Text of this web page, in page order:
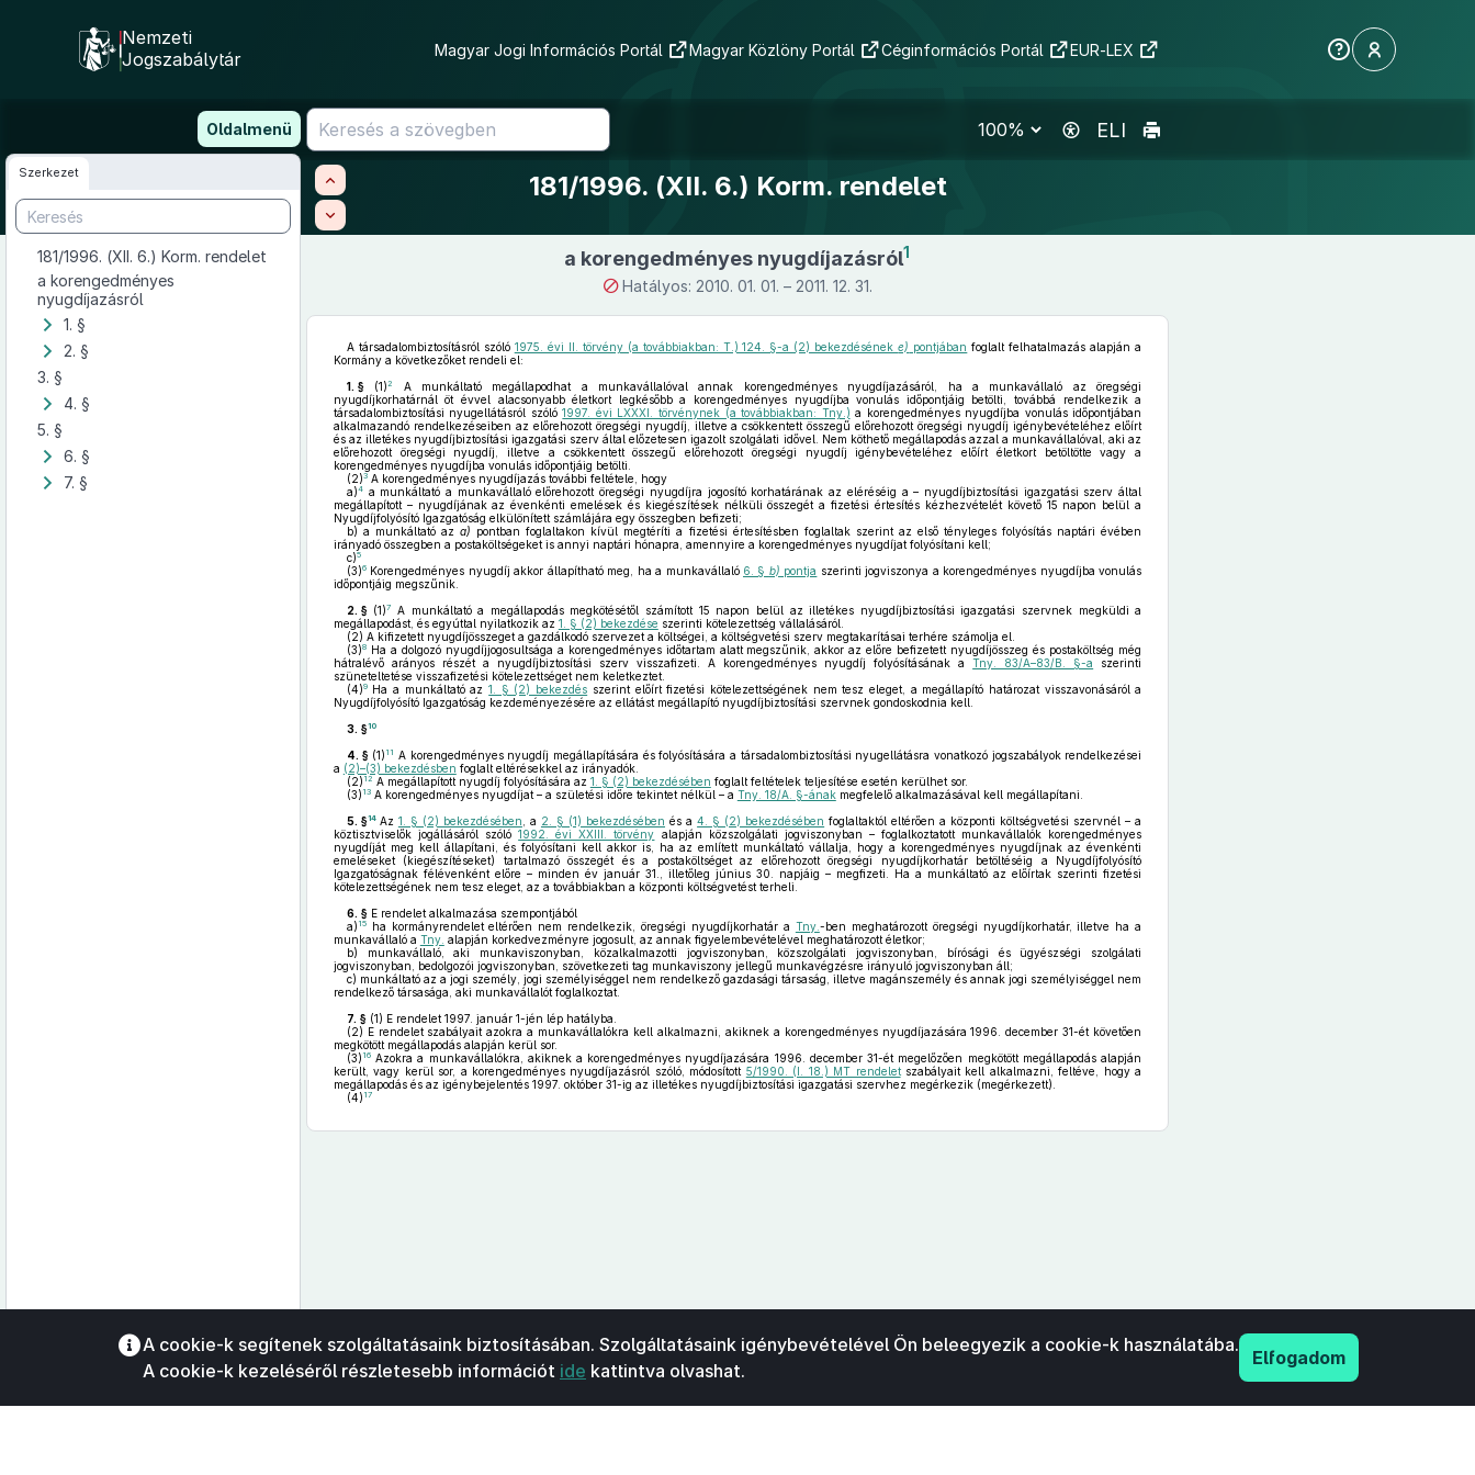
tartalomra
Nemzeti
Jogszabálytár
Magyar Jogi Információs Portál Magyar Közlöny Portál Céginformációs Portál EUR-LEX
Oldalmenü ELI
Szerkezet
181/1996. (XII. 6.) Korm. rendelet
a korengedményes
nyugdíjazásról
1. §
2. §
3. §
4. §
5. §
6. §
7. §
Az oldalmenübe visszatéréshez
ALT + S billentyűket.
181/1996. (XII. 6.) Korm. rendelet
a korengedményes nyugdíjazásról1
Hatályos: 2010. 01. 01. – 2011. 12. 31.
A társadalombiztosításról szóló 1975. évi II. törvény (a továbbiakban: T.) 124. §-a (2) bekezdéséneke) pontjában foglalt felhatalmazás alapján a
Kormány a következőket rendeli el:
1. §(1)2
A munkáltató megállapodhat a munkavállalóval annak korengedményes nyugdíjazásáról, ha a munkavállaló az öregségi
nyugdíjkorhatárnál öt évvel alacsonyabb életkort legkésőbb a korengedményes nyugdíjba vonulás időpontjáig betölti, továbbá rendelkezik a
társadalombiztosítási nyugellátásról szóló1997. évi LXXXI. törvénynek (a továbbiakban: Tny.) a korengedményes nyugdíjba vonulás időpontjában
alkalmazandó rendelkezéseiben az előrehozott öregségi nyugdíj, illetve a csökkentett összegű előrehozott öregségi nyugdíj igénybevételéhez előírt
és az illetékes nyugdíjbiztosítási igazgatási szerv által előzetesen igazolt szolgálati idővel. Nem köthető megállapodás azzal a munkavállalóval, aki az
előrehozott öregségi nyugdíj, illetve a csökkentett összegű előrehozott öregségi nyugdíj igénybevételéhez előírt életkort betöltötte vagy a
korengedményes nyugdíjba vonulás időpontjáig betölti.
(2)3A korengedményes nyugdíjazás további feltétele, hogy
a)4a munkáltató a munkavállaló előrehozott öregségi nyugdíjra jogosító korhatárának az eléréséig a – nyugdíjbiztosítási igazgatási szerv által
megállapított – nyugdíjának az évenkénti emelések és kiegészítések nélküli összegét a fizetési értesítés kézhezvételét követő 15 napon belül a
Nyugdíjfolyósító Igazgatóság elkülönített számlájára egy összegben befizeti;
b) a munkáltató aza) pontban foglaltakon kívül megtéríti a fizetési értesítésben foglaltak szerint az első tényleges folyósítás naptári évében
irányadó összegben a postaköltségeket is annyi naptári hónapra, amennyire a korengedményes nyugdíjat folyósítani kell;
c)5
(3)6Korengedményes nyugdíj akkor állapítható meg, ha a munkavállaló 6. § b) pontja szerinti jogviszonya a korengedményes nyugdíjba vonulás
időpontjáig megszűnik.
2. §(1)7
A munkáltató a megállapodás megkötésétől számított 15 napon belül az illetékes nyugdíjbiztosítási igazgatási szervnek megküldi a
megállapodást, és egyúttal nyilatkozik az 1. § (2) bekezdése szerinti kötelezettség vállalásáról.
(2) A kifizetett nyugdíjösszeget a gazdálkodó szervezet a költségei, a költségvetési szerv megtakarításai terhére számolja el.
(3)8Ha a dolgozó nyugdíjjogosultsága a korengedményes időtartam alatt megszűnik, akkor az előre befizetett nyugdíjösszeg és postaköltség még
hátralévő arányos részét a nyugdíjbiztosítási szerv visszafizeti. A korengedményes nyugdíj folyósításának aTny. 83/A–83/B. §-a szerinti
szüneteltetése visszafizetési kötelezettséget nem keletkeztet.
(4)9Ha a munkáltató az1. § (2) bekezdés szerint előírt fizetési kötelezettségének nem tesz eleget, a megállapító határozat visszavonásáról a
Nyugdíjfolyósító Igazgatóság kezdeményezésére az ellátást megállapító nyugdíjbiztosítási szervnek gondoskodnia kell.
3. §10
4. §(1) 11 A korengedményes nyugdíj megállapítására és folyósítására a társadalombiztosítási nyugellátásra vonatkozó jogszabályok rendelkezései
a (2)–(3) bekezdésben foglalt eltérésekkel az irányadók.
(2) 12 A megállapított nyugdíj folyósítására az 1. § (2) bekezdésében foglalt feltételek teljesítése esetén kerülhet sor.
(3) 13A korengedményes nyugdíjat – a születési időre tekintet nélkül – a Tny. 18/A. §-ánakmegfelelő alkalmazásával kell megállapítani.
5. §14 Az 1. § (2) bekezdésében , a 2. § (1) bekezdésében és a4. § (2) bekezdésében foglaltaktól eltérően a központi költségvetési szervnél – a
köztisztviselők jogállásáról szóló1992. évi XXIII. törvény alapján közszolgálati jogviszonyban – foglalkoztatott munkavállalók korengedményes
nyugdíját meg kell állapítani, és folyósítani kell akkor is, ha az említett munkáltató vállalja, hogy a korengedményes nyugdíjnak az évenkénti
emeléseket (kiegészítéseket) tartalmazó összegét és a postaköltséget az előrehozott öregségi nyugdíjkorhatár betöltéséig a Nyugdíjfolyósító
Igazgatóságnak félévenként előre – minden év január 31., illetőleg június 30. napjáig – megfizeti. Ha a munkáltató az előírtak szerinti fizetési
kötelezettségének nem tesz eleget, az a továbbiakban a központi költségvetést terheli.
6. §E rendelet alkalmazása szempontjából
a) 15ha kormányrendelet eltérően nem rendelkezik, öregségi nyugdíjkorhatár a Tny. -ben meghatározott öregségi nyugdíjkorhatár, illetve ha a
munkavállaló a Tny. alapján korkedvezményre jogosult, az annak figyelembevételével meghatározott életkor;
b) munkavállaló, aki munkaviszonyban, közalkalmazotti jogviszonyban, közszolgálati jogviszonyban, bírósági és ügyészségi szolgálati
jogviszonyban, bedolgozói jogviszonyban, szövetkezeti tag munkaviszony jellegű munkavégzésre irányuló jogviszonyban áll;
c) munkáltató az a jogi személy, jogi személyiséggel nem rendelkező gazdasági társaság, illetve magánszemély és annak jogi személyiséggel nem
rendelkező társasága, aki munkavállalót foglalkoztat.
7. §(1) E rendelet 1997. január 1-jén lép hatályba.
(2) E rendelet szabályait azokra a munkavállalókra kell alkalmazni, akiknek a korengedményes nyugdíjazására 1996. december 31-ét követően
megkötött megállapodás alapján kerül sor.
(3) 16Azokra a munkavállalókra, akiknek a korengedményes nyugdíjazására 1996. december 31-ét megelőzően megkötött megállapodás alapján
került, vagy kerül sor, a korengedményes nyugdíjazásról szóló, módosított 5/1990. (I. 18.) MT rendeletszabályait kell alkalmazni, feltéve, hogy a
megállapodás és az igénybejelentés 1997. október 31-ig az illetékes nyugdíjbiztosítási igazgatási szervhez megérkezik (megérkezett).
(4) 17
A cookie-k segítenek szolgáltatásaink biztosításában. Szolgáltatásaink igénybevételével Ön beleegyezik a cookie-k használatába.
A cookie-k kezeléséről részletesebb információt ide kattintva olvashat.
Elfogadom